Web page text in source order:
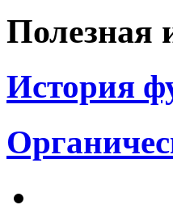
Полезная
История